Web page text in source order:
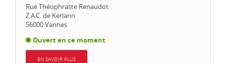
Rue Théophraste Renaudot
Z.A.C. de Kerlann
56000Vannes
Ouvert en ce moment
EN SAVOIR PLUS